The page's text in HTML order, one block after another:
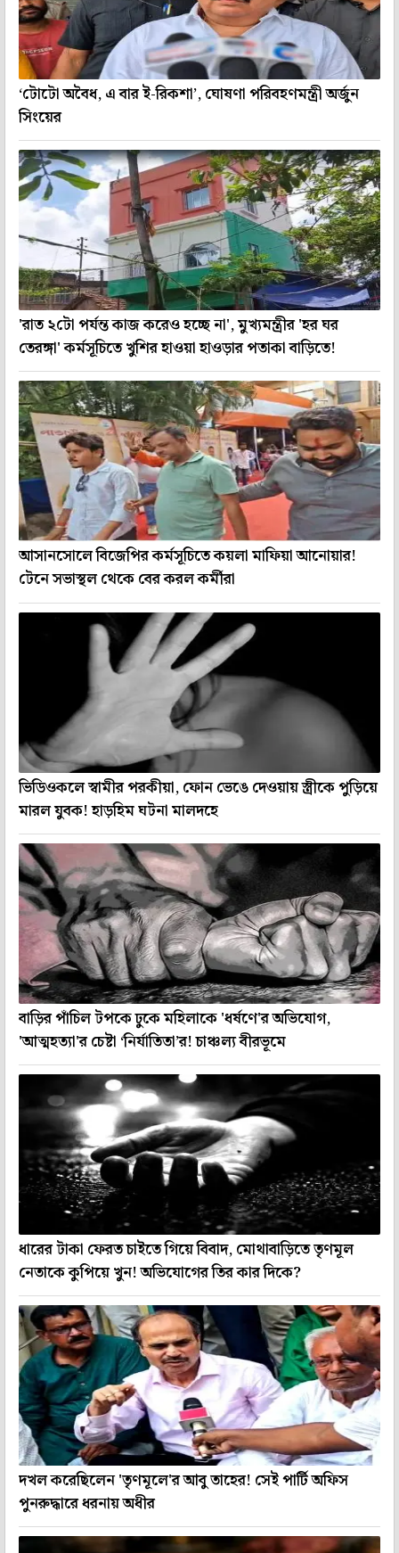
‘টোটো অবৈধ, এ বার ই-রিকশা’, ঘোষণা পরিবহণমন্ত্রী অর্জুন
সিংয়ের
'রাত ২টো পর্যন্ত কাজ করেও হচ্ছে না', মুখ্যমন্ত্রীর 'হর ঘর
তেরঙ্গা' কর্মসূচিতে খুশির হাওয়া হাওড়ার পতাকা বাড়িতে!
আসানসোলে বিজেপির কর্মসূচিতে কয়লা মাফিয়া আনোয়ার!
টেনে সভাস্থল থেকে বের করল কর্মীরা
ভিডিওকলে স্বামীর পরকীয়া, ফোন ভেঙে দেওয়ায় স্ত্রীকে পুড়িয়ে
মারল যুবক! হাড়হিম ঘটনা মালদহে
বাড়ির পাঁচিল টপকে ঢুকে মহিলাকে 'ধর্ষণে'র অভিযোগ,
'আত্মহত্যা'র চেষ্টা ‘নির্যাতিতা’র! চাঞ্চল্য বীরভূমে
ধারের টাকা ফেরত চাইতে গিয়ে বিবাদ, মোথাবাড়িতে তৃণমূল
নেতাকে কুপিয়ে খুন! অভিযোগের তির কার দিকে?
দখল করেছিলেন 'তৃণমূলে'র আবু তাহের! সেই পার্টি অফিস
পুনরুদ্ধারে ধরনায় অধীর